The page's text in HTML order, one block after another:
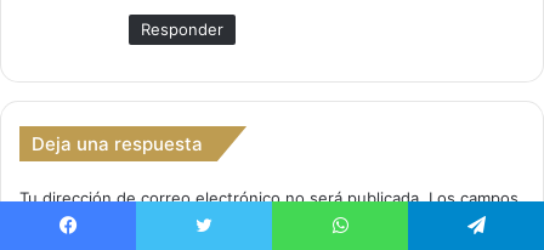
Responder
Deja una respuesta
Tu dirección de correo electrónico no será publicada. Los campos
obligatorios están marcados con